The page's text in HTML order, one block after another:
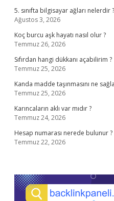
5. sınıfta bilgisayar ağları nelerdir ?
Ağustos 3, 2026
Koç burcu aşk hayatı nasıl olur ?
Temmuz 26, 2026
Sıfırdan hangi dükkanı açabilirim ?
Temmuz 25, 2026
Kanda madde taşınmasını ne
Temmuz 25, 2026
Karıncaların aklı var mıdır ?
Temmuz 24, 2026
Hesap numarası nerede bulunur ?
Temmuz 22, 2026